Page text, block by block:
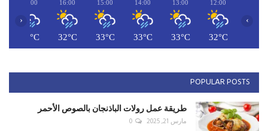
12:00
32°C
13:00
33°C
14:00
33°C
15:00
33°C
16:00
32°C
17:00
32°C
‹ ›
POPULAR POSTS
طريقة عمل رولات الباذنجان بالصوص الأحمر
مارس 21, 2025 0